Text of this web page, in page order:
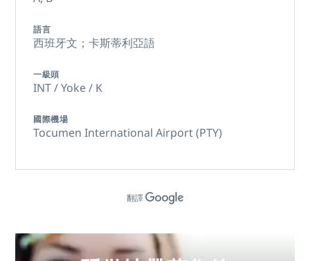
語言
西班牙文；卡斯蒂利亞語
一級頭
INT / Yoke / K
國際機場
Tocumen International Airport (PTY)
翻譯